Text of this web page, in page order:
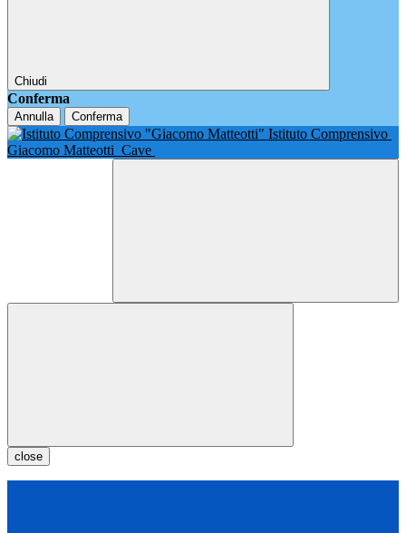
Chiudi
Conferma
Annulla Conferma
Istituto Comprensivo
Giacomo Matteotti Cave
close